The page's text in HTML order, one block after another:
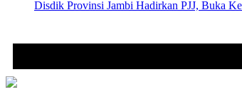
Disdik Provinsi Jambi Hadirkan PJJ, Buka